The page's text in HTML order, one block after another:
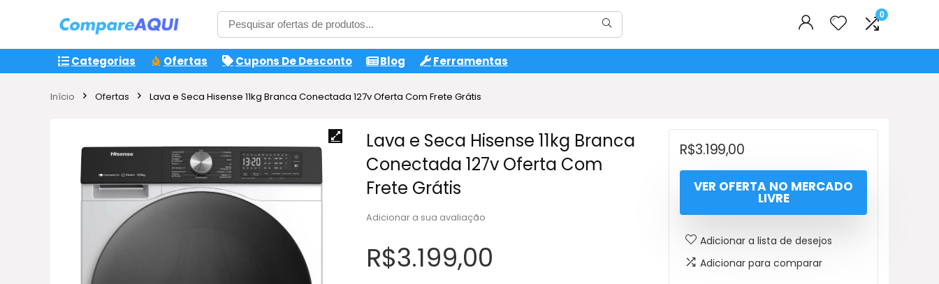
0
Categorias Ofertas Cupons De Desconto Blog Ferramentas
Início Ofertas Lava e Seca Hisense 11kg Branca Conectada 127v Oferta Com Frete Grátis
Lava e Seca Hisense 11kg Branca
Conectada 127v Oferta Com
Frete Grátis
Adicionar a sua avaliação
R$3.199,00
R$3.199,00
VER OFERTA NO MERCADO
LIVRE
Adicionar a lista de desejos
Adicionar para comparar